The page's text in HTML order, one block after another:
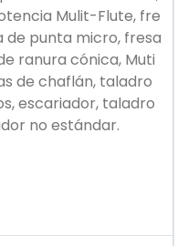
Mulit-Flute, fre
de punta micro, fresa
ranura cónica, Muti
de chaflán, taladro
escariador, taladro
no estándar.